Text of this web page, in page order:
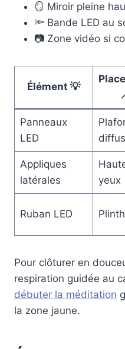
🪞 Miroir pleine
🔦 Bande LED au
📷 Zone vidéo si
Élément 💡
Panneaux
LED
diffus
Appliques
latérales
yeux
Ruban LED
Pour clôturer en
respiration guidée au
débuter la méditation
la zone jaune.